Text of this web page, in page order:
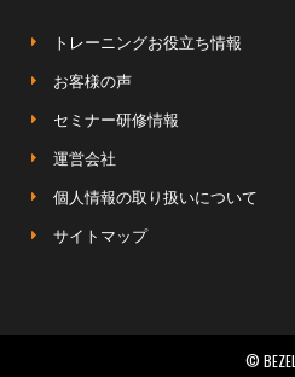
トレーニングお役立ち情報
お客様の声
セミナー研修情報
運営会社
個人情報の取り扱いについて
サイトマップ
© BEZEL